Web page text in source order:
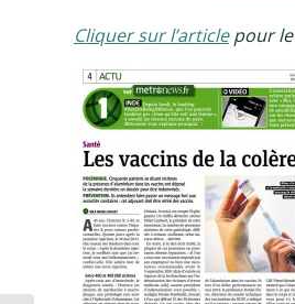
Cliquer sur l’articlepour le